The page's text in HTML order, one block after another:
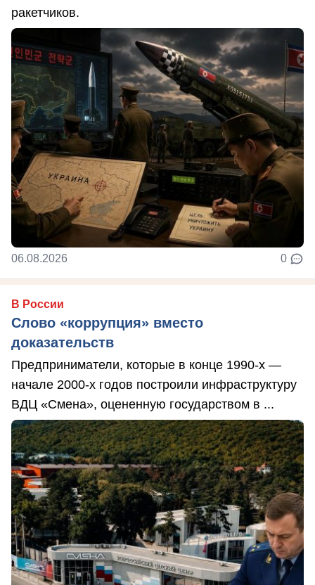
ракетчиков.
06.08.2026 0
В России
Слово «коррупция» вместо
доказательств
Предприниматели, которые в конце 1990-х —
начале 2000-х годов построили инфраструктуру
ВДЦ «Смена», оцененную государством в ...